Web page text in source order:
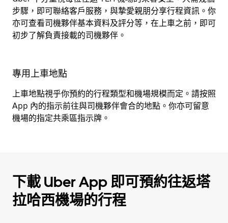
步驟，即可聯絡客戶服務，與摯愛親朋分享行程資訊。你
亦可查看司機夥伴基本資料及評分等，在上車之前，即可
初步了解負責接載的司機夥伴。
專用上車地點
上車地點視乎你預約的行程類型和機場規模而定。請按照
App 內的指示前往與司機夥伴會合的地點。你亦可留意
機場的指定共乘區指示牌。
下載 Uber App 即可預約往返塔
拉哈西機場的行程